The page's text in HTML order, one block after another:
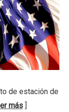
de estación de
más]